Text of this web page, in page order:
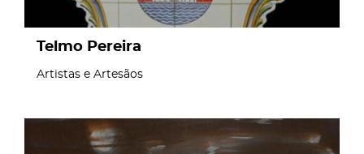
Telmo Pereira
Artistas e Artesãos